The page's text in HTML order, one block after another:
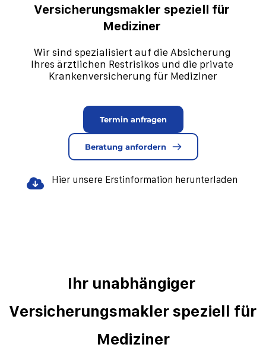
Versicherungsmakler speziell für
Mediziner
Wir sind spezialisiert auf die Absicherung
Ihres ärztlichen Restrisikos und die private
Krankenversicherung für Mediziner
Termin anfragen
Beratung anfordern
Hier unsere Erstinformation herunterladen
Ihr unabhängiger
Versicherungsmakler speziell für
Mediziner